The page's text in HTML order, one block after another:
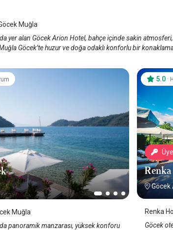
Muğla
yer alan Göcek Arion Hotel, bahçe içinde sakin
Göcek’te huzur ve doğa odaklı konforlu bir
Muğla
panoramik manzarası, yüksek konforu
Göcek
5.0 ·
Renka
Göcek